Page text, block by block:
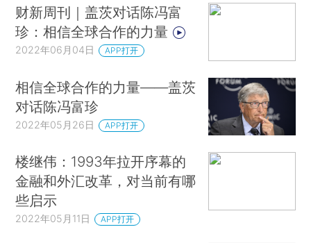
财新周刊｜盖茨对话陈冯富
珍：相信全球合作的力量
2022年06月04日 APP打开
相信全球合作的力量——盖茨
对话陈冯富珍
2022年05月26日 APP打开
楼继伟：1993年拉开序幕的
金融和外汇改革，对当前有哪
些启示
2022年05月11日 APP打开